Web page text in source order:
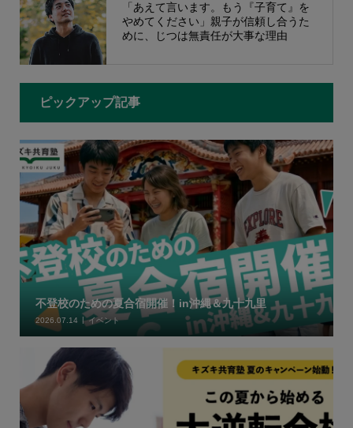
「あえて言います。もう『子育て』を
やめてください」親子が信頼し合うた
めに、じつは無責任が大事な理由
ピックアップ記事
不登校のための夏合宿開催！in沖縄＆九十九里
2026.07.14 イベント